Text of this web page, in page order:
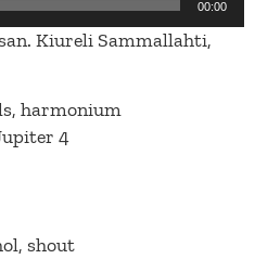
00:00
Kiureli Sammallahti,
harmonium
4
shout